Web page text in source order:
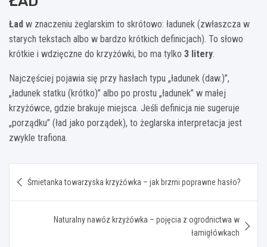
Ład w znaczeniu żeglarskim to skrótowo: ładunek (zwłaszcza w
starych tekstach albo w bardzo krótkich definicjach). To słowo
krótkie i wdzięczne do krzyżówki, bo ma tylko 3 litery.
Najczęściej pojawia się przy hasłach typu „ładunek (daw.)”,
„ładunek statku (krótko)” albo po prostu „ładunek” w małej
krzyżówce, gdzie brakuje miejsca. Jeśli definicja nie sugeruje
„porządku” (ład jako porządek), to żeglarska interpretacja jest
zwykle trafiona.
wpisu
Śmietanka towarzyska krzyżówka – jak brzmi poprawne hasło?
Naturalny nawóz krzyżówka – pojęcia z ogrodnictwa w
łamigłówkach